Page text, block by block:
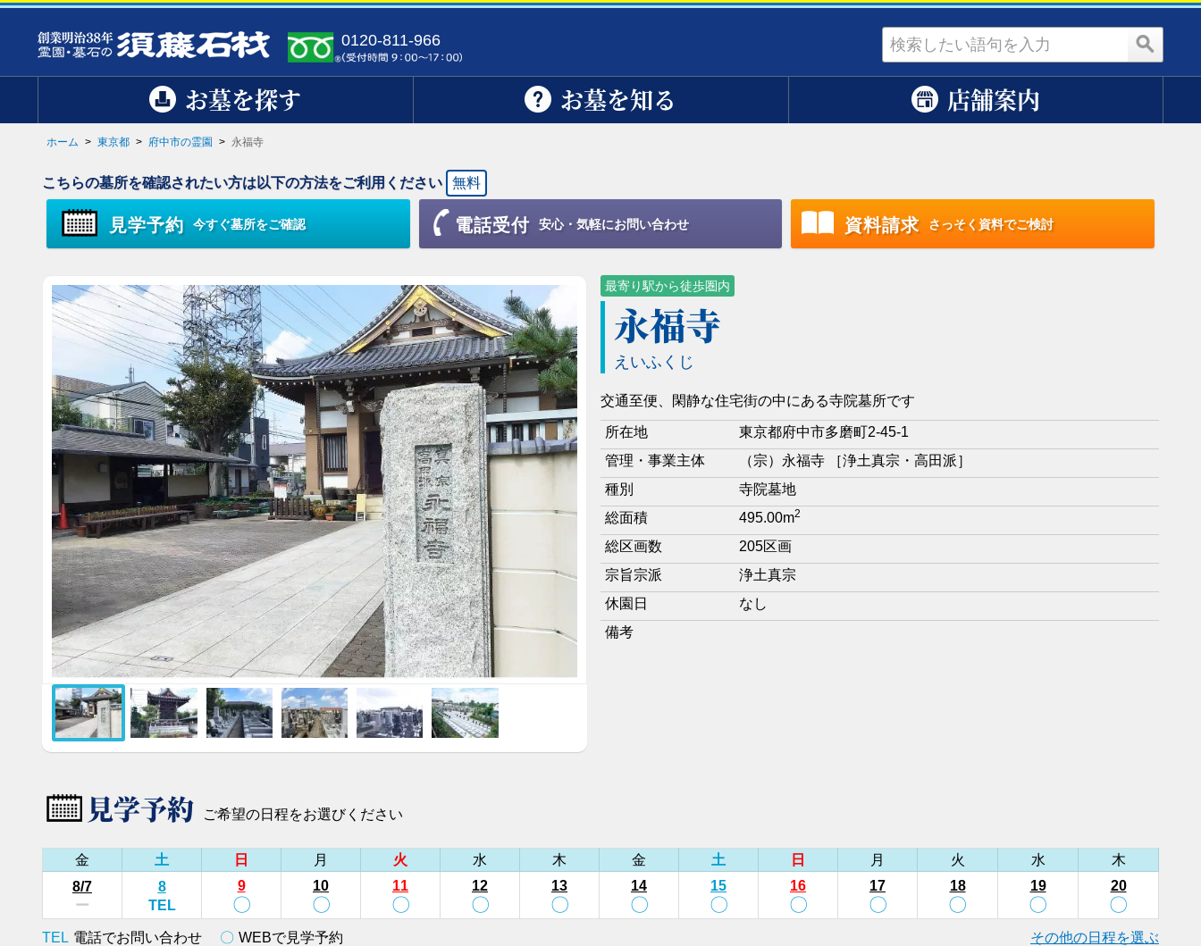
0120-811-966
お墓を探す お墓を知る 店舗案内
ホーム > 東京都 > 府中市の霊園 > 永福寺
こちらの墓所を確認されたい方は以下の方法をご利用ください 無料
見学予約 今すぐ墓所をご確認 電話受付 安心・気軽にお問い合わせ 資料請求 さっそく資料でご検討
最寄り駅から徒歩圏内
永福寺
えいふくじ
交通至便、閑静な住宅街の中にある寺院墓所です
所在地
東京都府中市多磨町2-45-1
管理・事業主体
（宗）永福寺 ［浄土真宗・高田派］
種別
寺院墓地
総面積
495.00m2
総区画数
205区画
宗旨宗派
浄土真宗
休園日
なし
備考
見学予約 ご希望の日程をお選びください
金 土 日 月 火 水 木 金 土 日 月 火 水
木
8/7
ー
8
TEL
9
〇
10
〇
11
〇
12
〇
13
〇
14
〇
15
〇
16
〇
17
〇
18
〇
19
〇
20
〇
TEL 電話でお問い合わせ 〇 WEBで見学予約 その他の日程を選ぶ